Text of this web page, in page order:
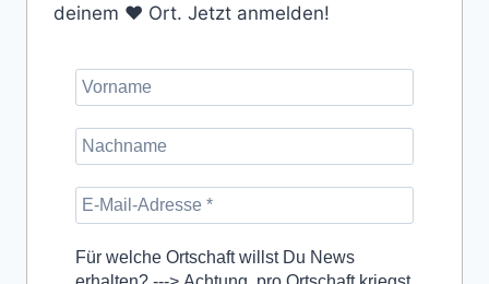
deinem ❤️ Ort. Jetzt anmelden!
Für welche Ortschaft willst Du News